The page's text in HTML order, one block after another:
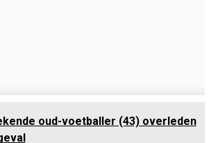
oud-voetballer (43) overleden